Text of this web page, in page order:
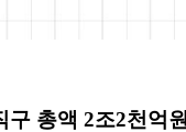
구 총액 2조2천억